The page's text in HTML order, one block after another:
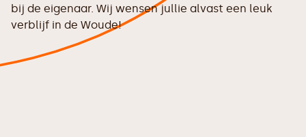
bij de eigenaar. Wij wensen jullie alvast een leuk
verblijf in de Woude!